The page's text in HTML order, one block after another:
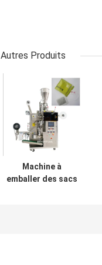
Autres Produits
Machine à
emballer des sacs